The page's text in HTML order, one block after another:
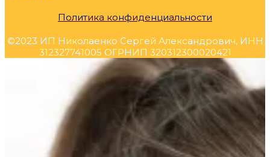
Политика конфиденциальности
©2023 ИП Николаенко Сергей Александрович, ИНН
312327741005 ОГРНИП 320312300020421